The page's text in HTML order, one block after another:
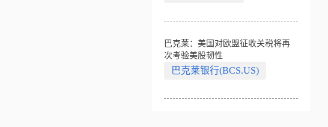
巴克莱：美国对欧盟征收关税将再
次考验美股韧性
巴克莱银行(BCS.US)